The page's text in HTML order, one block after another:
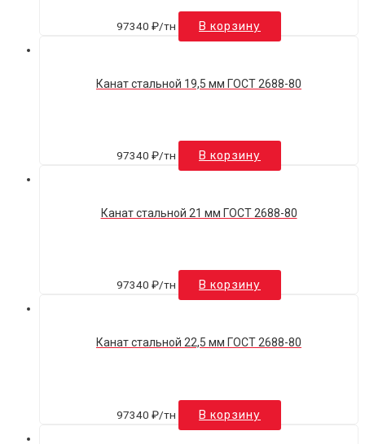
97340 ₽/тн В корзину
Канат стальной 19,5 мм ГОСТ 2688-80
97340 ₽/тн В корзину
Канат стальной 21 мм ГОСТ 2688-80
97340 ₽/тн В корзину
Канат стальной 22,5 мм ГОСТ 2688-80
97340 ₽/тн В корзину